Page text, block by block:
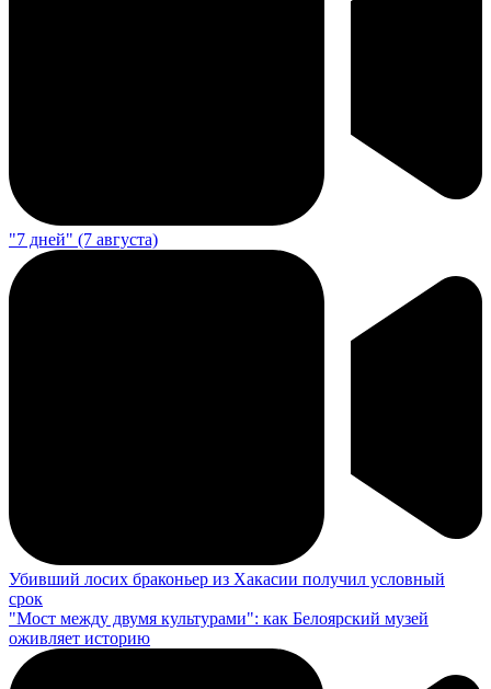
"7 дней" (7 августа)
Убивший лосих браконьер из Хакасии получил условный
срок
"Мост между двумя культурами": как Белоярский музей
оживляет историю